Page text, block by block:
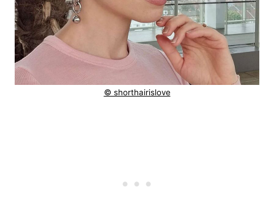
© shorthairislove